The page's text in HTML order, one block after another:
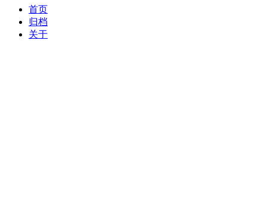
首页
归档
关于